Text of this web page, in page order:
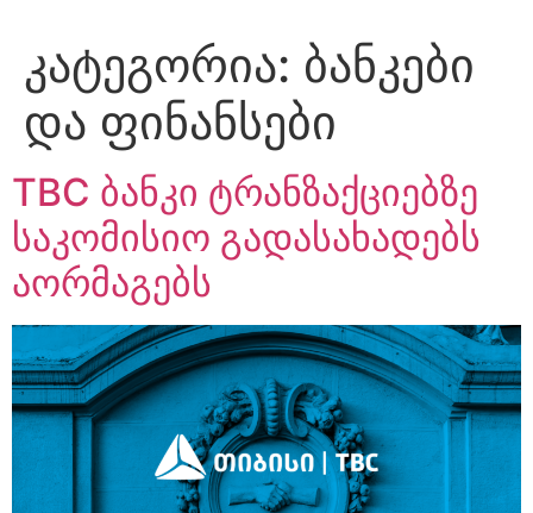
კატეგორია: ბანკები
და ფინანსები
TBC ბანკი ტრანზაქციებზე
საკომისიო გადასახადებს
აორმაგებს